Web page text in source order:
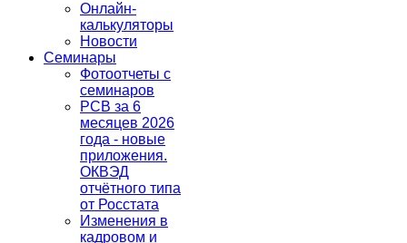
Онлайн-
калькуляторы
Новости
Семинары
Фотоотчеты с
семинаров
РСВ за 6
месяцев 2026
года - новые
приложения.
ОКВЭД
отчётного типа
от Росстата
Изменения в
кадровом и